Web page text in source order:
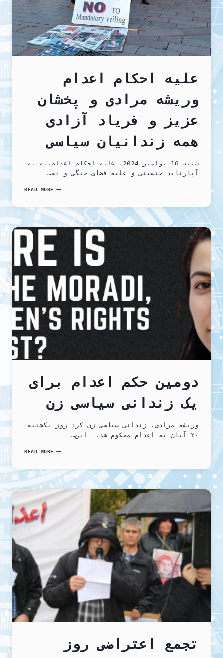
صالحی
درشهر
علیه احکام اعدام
وریشه مرادی و پخشان
عزیز و فریاد آزادی
همه زندانیان سیاسی
شنبه 16 نوامبر 2024، علیه احکام اعدام،نه به
آپارتاید جنسیتی و علیه فضای جنگی و نه…
READ MOREعلیه
وریشه
مرادی
و
پخشان
عزیز
و
فریاد
آزادی
همه
زندانیان
سیاسی
دومین حکم اعدام برای
یک زندانی سیاسی زن
وریشه مرادی، زندانی سیاسی زن کرد روز یکشنبه
۲۰ آبان به اعدام محکوم شد. ‌ این…
READ MOREدومین
برای
زندانی
سیاسی
تجمع اعتراضی روز